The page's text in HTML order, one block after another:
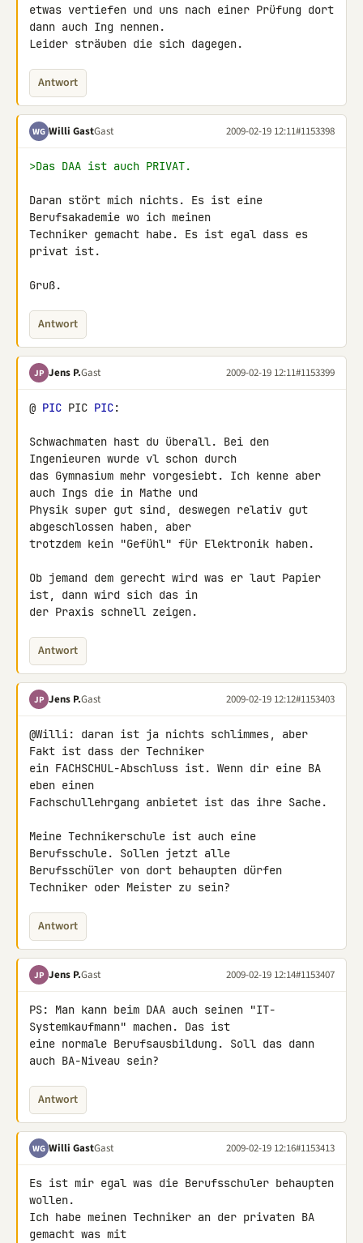
etwas vertiefen und uns nach einer Prüfung dort
dann auch Ing nennen.
Leider sträuben die sich dagegen.
Antwort
WG Willi GastGast 2009-02-19 12:11#1153398
>Das DAA ist auch PRIVAT.
Daran stört mich nichts. Es ist eine
Berufsakademie wo ich meinen
Techniker gemacht habe. Es ist egal dass es
privat ist.
Gruß.
Antwort
JP Jens P.Gast 2009-02-19 12:11#1153399
@ PIC PIC PIC:
Schwachmaten hast du überall. Bei den
Ingenieuren wurde vl schon durch
das Gymnasium mehr vorgesiebt. Ich kenne aber
auch Ings die in Mathe und
Physik super gut sind, deswegen relativ gut
abgeschlossen haben, aber
trotzdem kein "Gefühl" für Elektronik haben.
Ob jemand dem gerecht wird was er laut Papier
ist, dann wird sich das in
der Praxis schnell zeigen.
Antwort
JP Jens P.Gast 2009-02-19 12:12#1153403
@Willi: daran ist ja nichts schlimmes, aber
Fakt ist dass der Techniker
ein FACHSCHUL-Abschluss ist. Wenn dir eine BA
eben einen
Fachschullehrgang anbietet ist das ihre Sache.
Meine Technikerschule ist auch eine
Berufsschule. Sollen jetzt alle
Berufsschüler von dort behaupten dürfen
Techniker oder Meister zu sein?
Antwort
JP Jens P.Gast 2009-02-19 12:14#1153407
PS: Man kann beim DAA auch seinen "IT-
Systemkaufmann" machen. Das ist
eine normale Berufsausbildung. Soll das dann
auch BA-Niveau sein?
Antwort
WG Willi GastGast 2009-02-19 12:16#1153413
Es ist mir egal was die Berufsschuler behaupten
wollen.
Ich habe meinen Techniker an der privaten BA
gemacht was mit